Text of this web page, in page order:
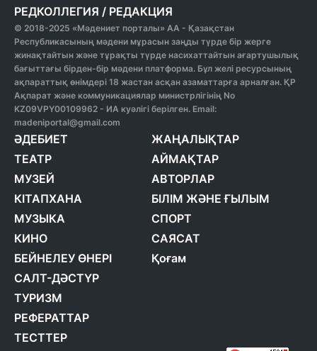
РЕДКОЛЛЕГИЯ / РЕДАКЦИЯ
© 2018-2025 «Мәдениет порталы» АА - Қазақстан
Республикасының мәдени мұрасын заңды түрде бір жерге
жинақтайтын және тұрақты түрде насихаттайтын ағартушылық
бағыттағы бірден-бір мәдени платформа. Бұл желі ресурсының
ақпараттық өнімдері 18 жастан асқан азаматтарға арналған. ҚР
Ақпарат және коммуникациялар министрлігінің No
KZ09VPY00109962 - ИА куәлігі берілген. Email:
madeniportal@gmail.com
ӘДЕБИЕТ
ТЕАТР
МУЗЕЙ
КІТАПХАНА
МУЗЫКА
КИНО
БЕЙНЕЛЕУ ӨНЕРІ
САЛТ-ДӘСТҮР
ТУРИЗМ
РЕФЕРАТТАР
ТЕСТТЕР
ЖАҢАЛЫҚТАР
АЙМАҚТАР
АВТОРЛАР
БІЛІМ ЖӘНЕ ҒЫЛЫМ
СПОРТ
САЯСАТ
Қоғам